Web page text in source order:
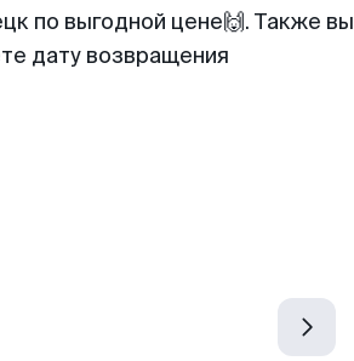
по выгодной цене🙌. Также вы
дату возвращения